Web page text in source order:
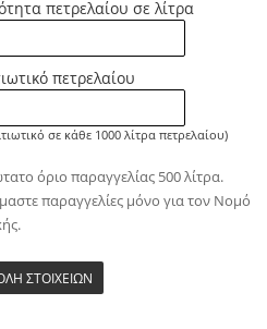
πετρελαίου σε λίτρα
πετρελαίου
σε κάθε 1000 λίτρα πετρελαίου)
όριο παραγγελίας 500 λίτρα.
παραγγελίες μόνο για τον Νομό